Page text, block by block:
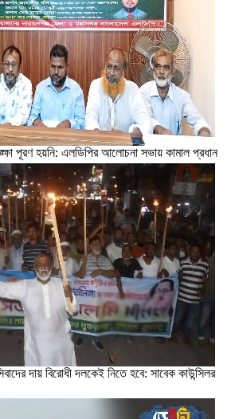
পূরণ হয়নি: এলডিপির আলোচনা সভায় কামাল প্রধান
দায় বিরোধী দলকেই নিতে হবে: সাবেক কাউন্সিলর